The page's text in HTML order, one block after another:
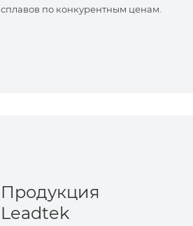
сплавов по конкурентным ценам.
Продукция
Leadtek